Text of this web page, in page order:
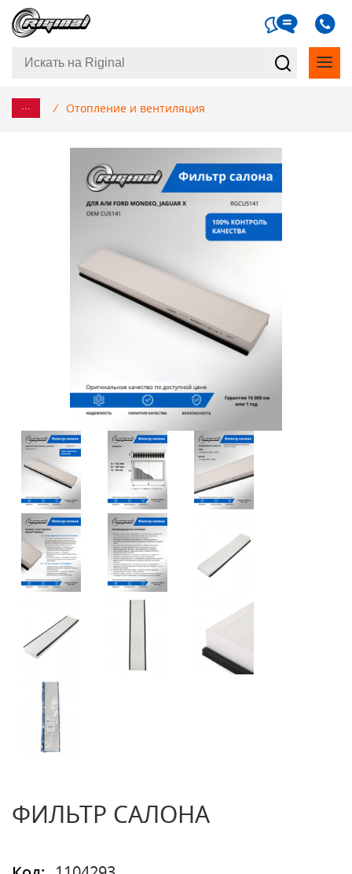
... / Отопление и вентиляция
ФИЛЬТР САЛОНА